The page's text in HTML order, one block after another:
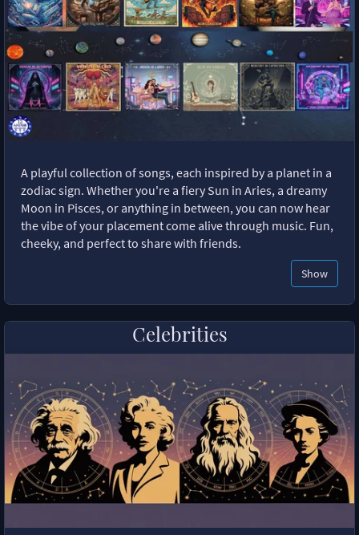
A playful collection of songs, each inspired by a planet in a
zodiac sign. Whether you're a fiery Sun in Aries, a dreamy
Moon in Pisces, or anything in between, you can now hear
the vibe of your placement come alive through music. Fun,
cheeky, and perfect to share with friends.
Show
Celebrities